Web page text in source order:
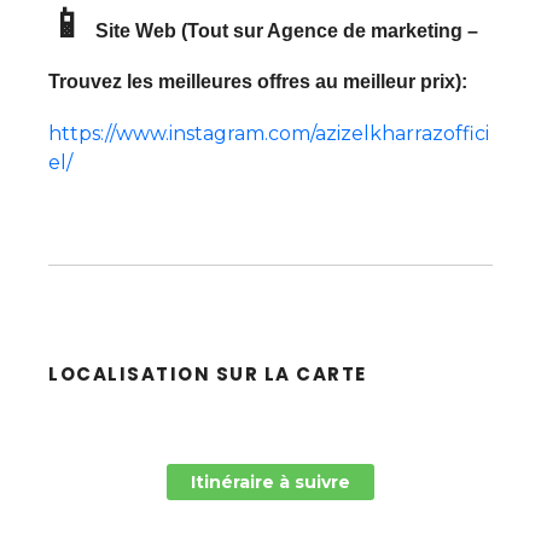
📱 Site Web (Tout sur Agence de marketing –
Trouvez les meilleures offres au meilleur prix):
https://www.instagram.com/azizelkharrazoffici
el/
LOCALISATION SUR LA CARTE
Itinéraire à suivre